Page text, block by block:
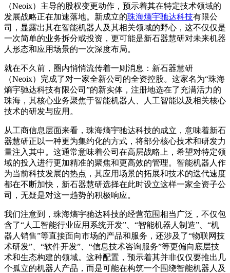
（Neoix）主导的股权变更动作，预示着其在特定技术领域的
发展战略正在加速落地。新成立的珠海熵宇驰达科技有限公
司，显露出其在智能机器人及其相关领域的野心，这不仅仅是
一次简单的业务拆分或投资，更可能是新石器慧研对未来机器
人形态和应用场景的一次深度布局。
就在不久前，圈内悄悄流传着一则消息：新石器慧研
（Neoix）完成了对一家全新公司的全资控股。这家名为“珠海
熵宇驰达科技有限公司”的新实体，注册地选在了充满活力的
珠海，其核心业务聚焦于智能机器人、人工智能以及相关核心
技术的研发与应用。
从工商信息层面来看，珠海熵宇驰达科技的成立，意味着新石
器慧研正以一种更为集约化的方式，将部分核心技术和研发力
量注入其中。这通常意味着公司在高层战略上，希望对特定领
域的投入进行更加精准的聚焦和更高效的管理。智能机器人作
为当前科技发展的热点，其应用场景的拓展和技术的迭代速度
都在不断加快，新石器慧研选择在此时设立这样一家全资子公
司，无疑是对这一趋势的积极响应。
我们注意到，珠海熵宇驰达科技的经营范围相当广泛，不仅包
含了“人工智能行业应用系统开发”、“智能机器人制造”、“机
器人销售”等直接面向市场的产品和服务，还涉及了“物联网技
术研发”、“软件开发”、“信息技术咨询服务”等更偏向底层技
术和生态构建的领域。这种配置，预示着其并非仅仅要推出几
个孤立的机器人产品，而是可能在构筑一个围绕智能机器人及